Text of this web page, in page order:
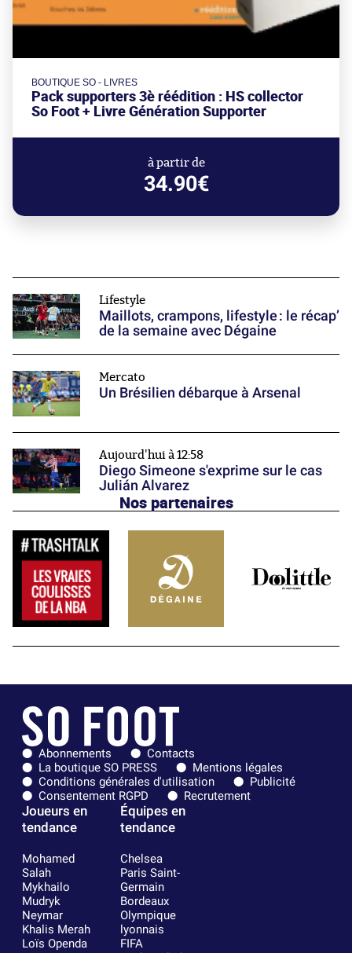
BOUTIQUE SO - LIVRES
Pack supporters 3è réédition : HS collector
So Foot + Livre Génération Supporter
à partir de
34.90€
Lifestyle
Maillots, crampons, lifestyle : le récap’
de la semaine avec Dégaine
Mercato
Un Brésilien débarque à Arsenal
Aujourd'hui à 12:58
Diego Simeone s'exprime sur le cas
Julián Alvarez
Nos partenaires
Abonnements
Contacts
La boutique SO PRESS
Mentions légales
Conditions générales d'utilisation
Publicité
Consentement RGPD
Recrutement
Joueurs en
tendance
Mohamed
Salah
Mykhailo
Mudryk
Neymar
Khalis Merah
Loïs Openda
Équipes en
tendance
Chelsea
Paris Saint-
Germain
Bordeaux
Olympique
lyonnais
FIFA